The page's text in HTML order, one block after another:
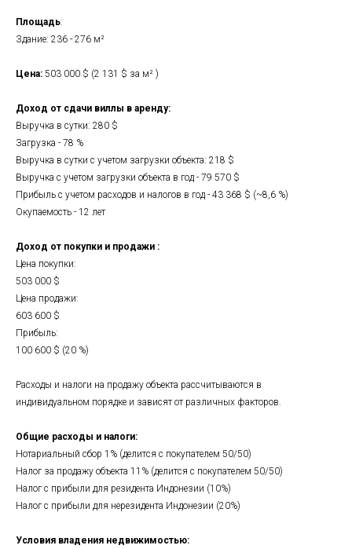
Площадь:
Здание: 236 - 276 м²
Цена: 503 000 $ (2 131 $ за м² )
Доход от сдачи виллы в аренду:
Выручка в сутки: 280 $
Загрузка - 78 %
Выручка в сутки с учетом загрузки объекта: 218 $
Выручка с учетом загрузки объекта в год - 79 570 $
Прибыль с учетом расходов и налогов в год - 43 368 $ (~8,6 %)
Окупаемость - 12 лет
Доход от покупки и продажи :
Цена покупки:
503 000 $
Цена продажи:
603 600 $
Прибыль:
100 600 $ (20 %)
Расходы и налоги на продажу объекта рассчитываются в
индивидуальном порядке и зависят от различных факторов.
Общие расходы и налоги:
Нотариальный сбор 1% (делится с покупателем 50/50)
Налог за продажу объекта 11% (делится с покупателем 50/50)
Налог с прибыли для резидента Индонезии (10%)
Налог с прибыли для нерезидента Индонезии (20%)
Условия владения недвижимостью: